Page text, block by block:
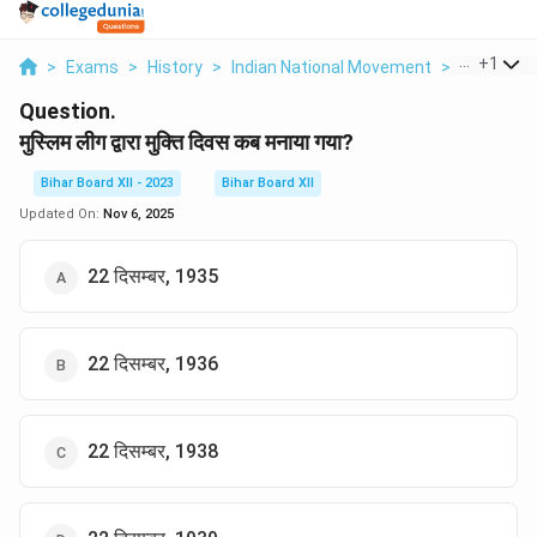
> Exams > History > Indian National Movement > Muslim
+1
Question.
मुस्लिम लीग द्वारा मुक्ति दिवस कब मनाया गया?
Bihar Board XII - 2023
Bihar Board XII
Updated On: Nov 6, 2025
22 दिसम्बर, 1935
22 दिसम्बर, 1936
22 दिसम्बर, 1938